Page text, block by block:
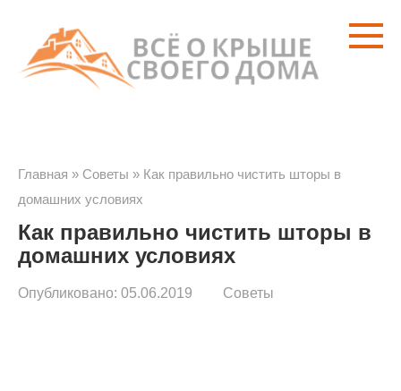
контенту
Главная » Советы » Как правильно чистить шторы в
домашних условиях
Как правильно чистить шторы в
домашних условиях
Опубликовано: 05.06.2019 Советы